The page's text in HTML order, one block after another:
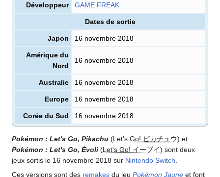
Développeur GAME FREAK
Dates de sortie
Japon 16 novembre 2018
Amérique du
Nord
16 novembre 2018
Australie 16 novembre 2018
Europe 16 novembre 2018
Corée du Sud 16 novembre 2018
Pokémon : Let's Go, Pikachu (Let's Go! ピカチュウ) et
Pokémon : Let's Go, Évoli (Let's Go! イーブイ) sont deux
jeux sortis le 16 novembre 2018 sur Nintendo Switch
Ces versions sont des remakes du jeu Pokémon Jaune et font